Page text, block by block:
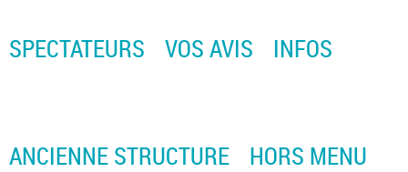
SPECTATEURS VOS AVIS INFOS
ANCIENNE STRUCTURE HORS MENU